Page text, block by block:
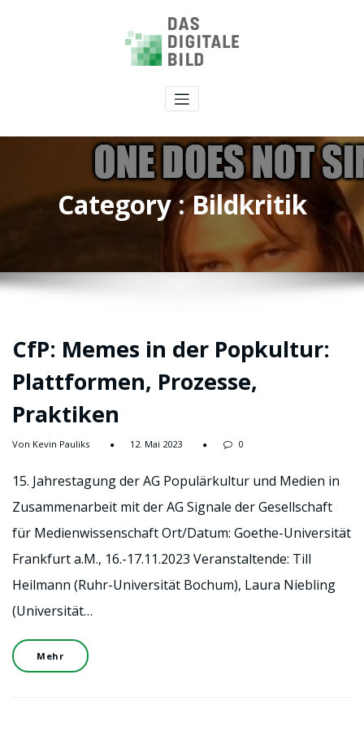
Category : Bildkritik
CfP: Memes in der Popkultur:
Plattformen, Prozesse,
Praktiken
Von Kevin Pauliks 12. Mai 2023 0
15. Jahrestagung der AG Populärkultur und Medien in
Zusammenarbeit mit der AG Signale der Gesellschaft
für Medienwissenschaft Ort/Datum: Goethe-Universität
Frankfurt a.M., 16.-17.11.2023 Veranstaltende: Till
Heilmann (Ruhr-Universität Bochum), Laura Niebling
(Universität…
Mehr